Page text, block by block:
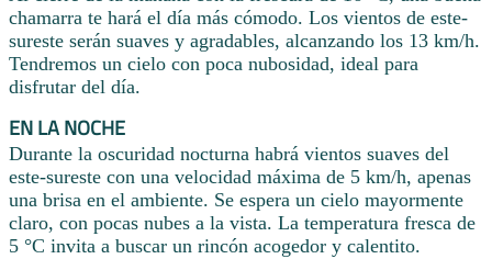
chamarra te hará el día más cómodo. Los vientos de este-
sureste serán suaves y agradables, alcanzando los 13 km/h.
Tendremos un cielo con poca nubosidad, ideal para
disfrutar del día.
EN LA NOCHE
Durante la oscuridad nocturna habrá vientos suaves del
este-sureste con una velocidad máxima de 5 km/h, apenas
una brisa en el ambiente. Se espera un cielo mayormente
claro, con pocas nubes a la vista. La temperatura fresca de
5 °C invita a buscar un rincón acogedor y calentito.